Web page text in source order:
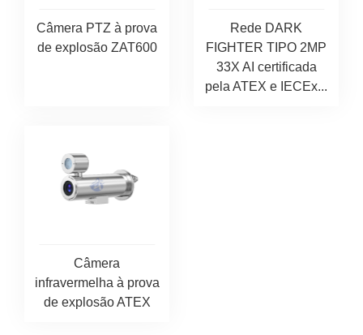
Câmera PTZ à prova
de explosão ZAT600
Rede DARK
FIGHTER TIPO 2MP
33X AI certificada
pela ATEX e IECEx...
Câmera
infravermelha à prova
de explosão ATEX